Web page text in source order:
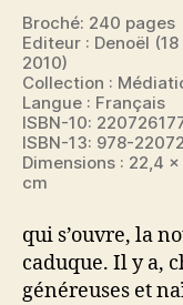
Broché: 240 pages
Editeur : Denoël
2010)
Collection :
Langue : Français
ISBN-10:
ISBN-13: 978-
Dimensions : 22,4 x
cm
qui s’ouvre, la
caduque. Il y a,
généreuses et